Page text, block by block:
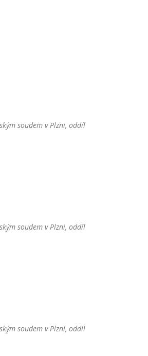
soudem v Plzni, oddíl
soudem v Plzni, oddíl
soudem v Plzni, oddíl